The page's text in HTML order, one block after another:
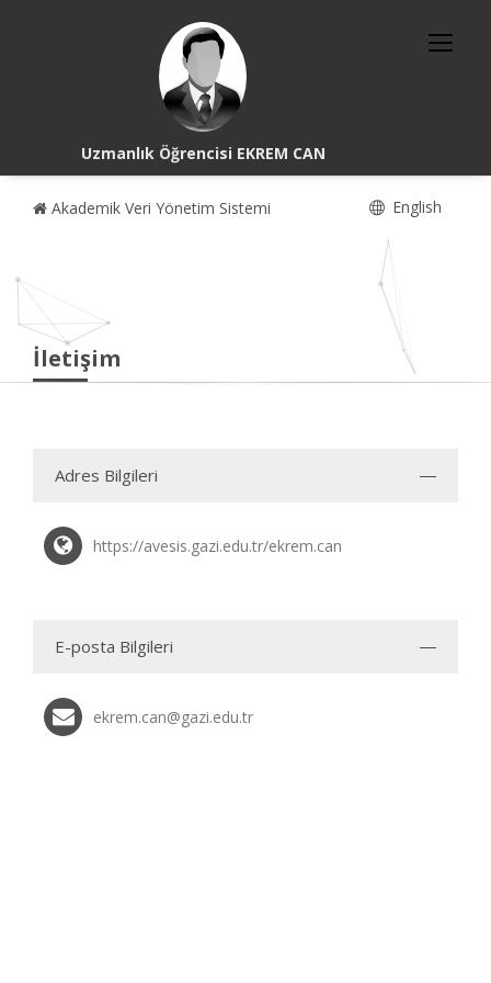
Uzmanlık Öğrencisi EKREM CAN
Akademik Veri Yönetim Sistemi English
İletişim
Adres Bilgileri
https://avesis.gazi.edu.tr/ekrem.can
E-posta Bilgileri
ekrem.can@gazi.edu.tr